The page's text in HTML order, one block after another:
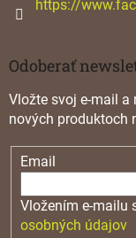
https://
Odoberať
Vložte svoj e-mail
nových produktoch
Email
Vložením e-mailu
osobných údajov